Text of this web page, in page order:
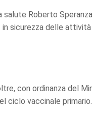
Roberto
sicurezza delle
con ordinanza del
ciclo vaccinale primario.